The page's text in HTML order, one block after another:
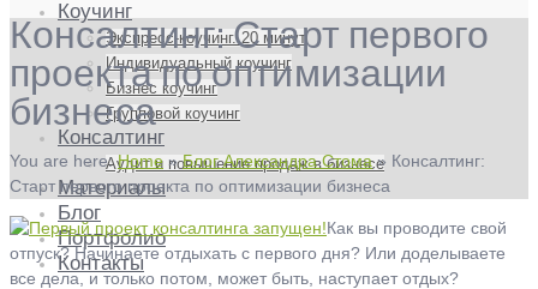
Коучинг
Экспресс-коучинг. 20 минут
Индивидуальный коучинг
Бизнес коучинг
Групповой коучинг
Консалтинг
Аудит и повышение продаж в бизнесе
Материалы
Блог
Портфолио
Контакты
Консалтинг: Старт первого
проекта по оптимизации
бизнеса
You are here:Home » Блог Александра Стома » Консалтинг:
Старт первого проекта по оптимизации бизнеса
Как вы проводите свой
отпуск? Начинаете отдыхать с первого дня? Или доделываете
все дела, и только потом, может быть, наступает отдых?